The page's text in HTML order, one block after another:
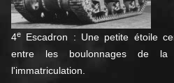
4e
Escadron : Une petite étoile
entre les boulonnages de la
l'immatriculation.